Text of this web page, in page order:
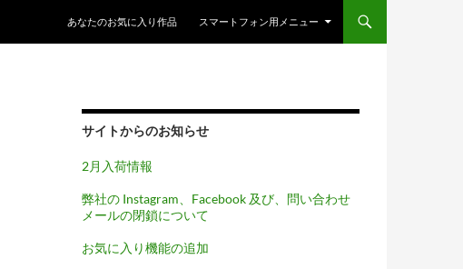
あなたのお気に入り作品
スマートフォン用メニュー
サイトからのお知らせ
2月入荷情報
弊社の Instagram、Facebook 及び、問い合わせ
メールの閉鎖について
お気に入り機能の追加